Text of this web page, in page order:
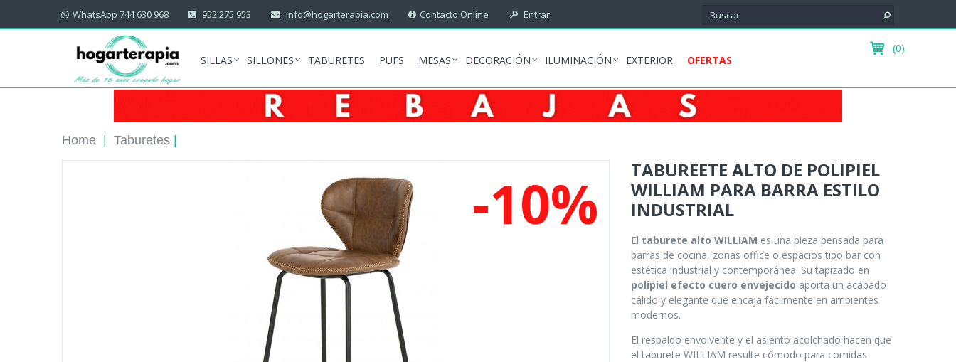
WhatsApp 744 630 968 952 275 953 info@hogarterapia.com Contacto Online Entrar
(0)
SILLAS
SILLONES TABURETES PUFS MESAS DECORACIÓN ILUMINACIÓN EXTERIOR OFERTAS
Home Taburetes
-10%
TABUREETE ALTO DE POLIPIEL
WILLIAM PARA BARRA ESTILO
INDUSTRIAL
El taburete alto WILLIAM es una pieza pensada para
barras de cocina, zonas office o espacios tipo bar con
estética industrial y contemporánea. Su tapizado en
polipiel efecto cuero envejecido aporta un acabado
cálido y elegante que encaja fácilmente en ambientes
modernos.
El respaldo envolvente y el asiento acolchado hacen que
el taburete WILLIAM resulte cómodo para comidas